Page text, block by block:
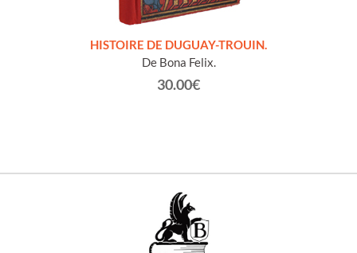
HISTOIRE DE DUGUAY-TROUIN.
De Bona Felix.
30.00€